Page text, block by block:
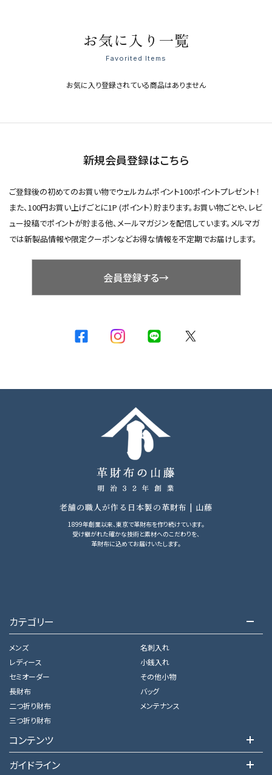
お気に入り一覧
Favorited Items
お気に入り登録されている商品はありません
新規会員登録はこちら
ご登録後の初めてのお買い物でウェルカムポイント100ポイントプレゼント！
また、100円お買い上げごとに1P (ポイント）貯まります。お買い物ごとや、レビ
ュー投稿でポイントが貯まる他、メールマガジンを配信しています。メルマガ
では新製品情報や限定クーポンなどお得な情報を不定期でお届けします。
会員登録する→
老舗の職人が作る日本製の革財布 | 山藤
1899年創業以来、東京で革財布を作り続けています。
受け継がれた確かな技術と素材へのこだわりを、
革財布に込めてお届けいたします。
カテゴリー
メンズ
レディース
セミオーダー
長財布
二つ折り財布
三つ折り財布
名刺入れ
小銭入れ
その他小物
バッグ
メンテナンス
コンテンツ
ガイドライン